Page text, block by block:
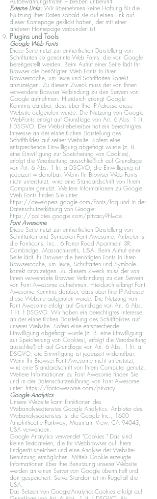
Externe Links: Wir übernehmen keine Haftung für die
Nutzung Ihrer Daten sobald sie auf einen Link auf
dieser Komepage geklickt haben, der mit einer
anderen Homepage verbunden ist.
Plugins und Tools
Google Web Fonts
Diese Seite nutzt zur einheitlichen Darstellung von
Schriftarten so genannte Web Fonts, die von Google
bereitgestellt werden. Beim Aufruf einer Seite lädt Ihr
Browser die benötigten Web Fonts in ihren
Browsercache, um Texte und Schriftarten korrekt
anzuzeigen. Zu diesem Zweck muss der von Ihnen
verwendete Browser Verbindung zu den Servern von
Google aufnehmen. Hierdurch erlangt Google
Kenntnis darüber, dass über Ihre IP-Adresse diese
Website aufgerufen wurde. Die Nutzung von Google
WebFonts erfolgt auf Grundlage von Art. 6 Abs. 1 lit.
f DSGVO. Der Websitebetreiber hat ein berechtigtes
Interesse an der einheitlichen Darstellung des
Schriftbildes auf seiner Website. Sofern eine
entsprechende Einwilligung abgefragt wurde (z. B.
eine Einwilligung zur Speicherung von Cookies),
erfolgt die Verarbeitung ausschließlich auf Grundlage
von Art. 6 Abs. 1 lit. a DSGVO; die Einwilligung ist
jederzeit widerrufbar. Wenn Ihr Browser Web Fonts
nicht unterstützt, wird eine Standardschrift von Ihrem
Computer genutzt. Weitere Informationen zu Google
Web Fonts finden Sie unter
https://developers.google.com/fonts/faq und in der
Datenschutzerklärung von Google:
https://policies.google.com/privacy?hl=de.
Font Awesome
Diese Seite nutzt zur einheitlichen Darstellung von
Schriftarten und Symbolen Font Awesome. Anbieter ist
die Fonticons, Inc., 6 Porter Road Apartment 3R,
Cambridge, Massachusetts, USA. Beim Aufruf einer
Seite lädt Ihr Browser die benötigten Fonts in ihren
Browsercache, um Texte, Schriftarten und Symbole
korrekt anzuzeigen. Zu diesem Zweck muss der von
Ihnen verwendete Browser Verbindung zu den Servern
von Font Awesome aufnehmen. Hierdurch erlangt Font
Awesome Kenntnis darüber, dass über Ihre IP-Adresse
diese Website aufgerufen wurde. Die Nutzung von
Font Awesome erfolgt auf Grundlage von Art. 6 Abs.
1 lit. f DSGVO. Wir haben ein berechtigtes Interesse
an der einheitlichen Darstellung des Schriftbildes auf
unserer Website. Sofern eine entsprechende
Einwilligung abgefragt wurde (z. B. eine Einwilligung
zur Speicherung von Cookies), erfolgt die Verarbeitung
ausschließlich auf Grundlage von Art. 6 Abs. 1 lit. a
DSGVO; die Einwilligung ist jederzeit widerrufbar.
Wenn Ihr Browser Font Awesome nicht unterstützt,
wird eine Standardschrift von Ihrem Computer genutzt.
Weitere Informationen zu Font Awesome finden Sie
und in der Datenschutzerklärung von Font Awesome
unter: https://fontawesome.com/privacy.
Google Analytics
Unsere Website kann Funktionen des
Webanalysedienstes Google Analytics. Anbieter des
Webanalysedienstes ist die Google Inc., 1600
Amphitheatre Parkway, Mountain View, CA 94043,
USA verwenden.
Google Analytics verwendet "Cookies." Das sind
kleine Textdateien, die Ihr Webbrowser auf Ihrem
Endgerät speichert und eine Analyse der Website-
Benutzung ermöglichen. Mittels Cookie erzeugte
Informationen über Ihre Benutzung unserer Website
werden an einen Server von Google übermittelt und
dort gespeichert. Server-Standort ist im Regelfall die
USA.
Das Setzen von Google-Analytics-Cookies erfolgt auf